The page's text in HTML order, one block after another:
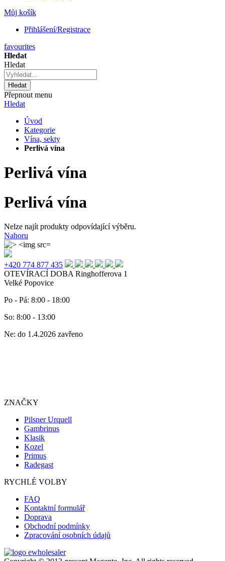
Můj košík
Přihlášení/Registrace
favourites
Hledat
Hledat
Hledat
Přepnout menu
Hledat
Úvod
Kategorie
Vína, sekty
Perlivá vína
Perlivá vína
Perlivá vína
Nelze najít produkty odpovídající výběru.
Nahoru
+420 774 877 435
OTEVÍRACÍ DOBA Ringhofferova 1
Velké Popovice
Po - Pá: 8:00 - 18:00
So: 8:00 - 13:00
Ne: do 1.4.2026 zavřeno
ZNAČKY
Pilsner Urquell
Gambrinus
Klasik
Kozel
Primus
Radegast
RYCHLÉ VOLBY
FAQ
Kontaktní formulář
Doprava
Obchodní podmínky
Zpracování osobních údajů